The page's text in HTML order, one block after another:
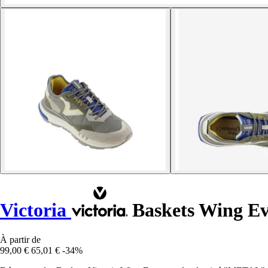
Victoria Baskets Wing
À partir de
99,00 € 65,01 € -34%